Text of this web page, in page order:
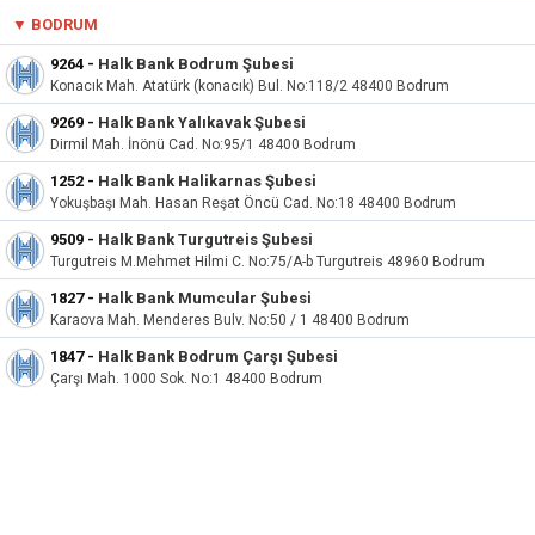
▼ BODRUM
9264 - Halk Bank Bodrum Şubesi
Konacık Mah. Atatürk (konacık) Bul. No:118/2 48400 Bodrum
9269 - Halk Bank Yalıkavak Şubesi
Dirmil Mah. İnönü Cad. No:95/1 48400 Bodrum
1252 - Halk Bank Halikarnas Şubesi
Yokuşbaşı Mah. Hasan Reşat Öncü Cad. No:18 48400 Bodrum
9509 - Halk Bank Turgutreis Şubesi
Turgutreis M.Mehmet Hilmi C. No:75/A-b Turgutreis 48960 Bodrum
1827- Halk Bank Mumcular Şubesi
Karaova Mah. Menderes Bulv. No:50 / 1 48400 Bodrum
1847- Halk Bank Bodrum Çarşı Şubesi
Çarşı Mah. 1000 Sok. No:1 48400 Bodrum